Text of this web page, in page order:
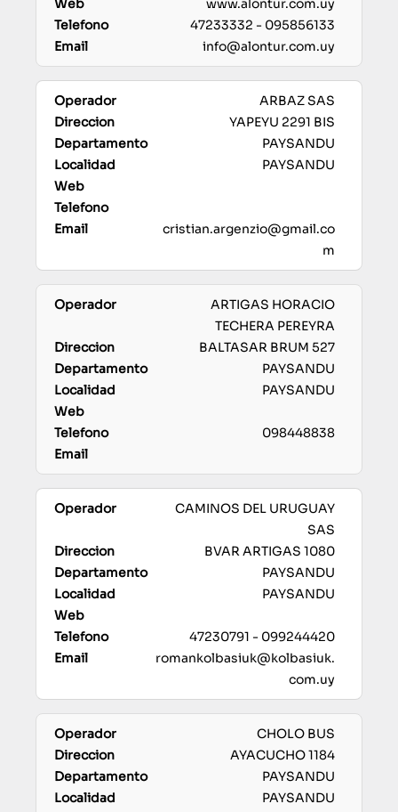
www.alontur.com.uy
47233332 - 095856133
info@alontur.com.uy
ARBAZ SAS
YAPEYU 2291 BIS
PAYSANDU
PAYSANDU
cristian.argenzio@gmail.co
m
ARTIGAS HORACIO
TECHERA PEREYRA
BALTASAR BRUM 527
PAYSANDU
PAYSANDU
098448838
CAMINOS DEL URUGUAY
SAS
BVAR ARTIGAS 1080
PAYSANDU
PAYSANDU
47230791 - 099244420
romankolbasiuk@kolbasiuk.
com.uy
CHOLO BUS
AYACUCHO 1184
PAYSANDU
PAYSANDU